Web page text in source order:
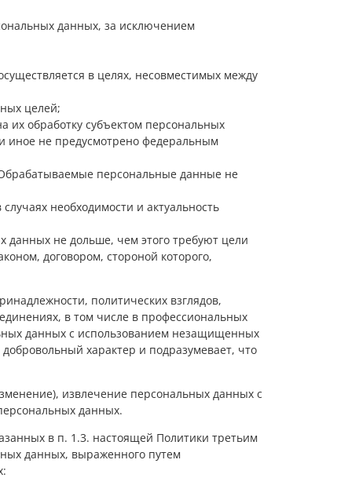
данных, за исключением
в целях, несовместимых между
целей;
обработку субъектом персональных
иное не предусмотрено федеральным
персональные данные не
необходимости и актуальность
данных не дольше, чем этого требуют цели
договором, стороной которого,
политических взглядов,
в том числе в профессиональных
данных с использованием незащищенных
характер и подразумевает, что
извлечение персональных данных с
данных.
в п. 1.3. настоящей Политики третьим
данных, выраженного путем